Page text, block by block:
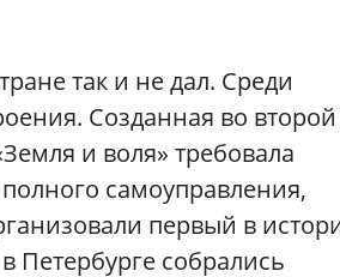
так и не дал. Среди
Созданная во второй
и воля» требовала
самоуправления,
первый в
Петербурге собрались